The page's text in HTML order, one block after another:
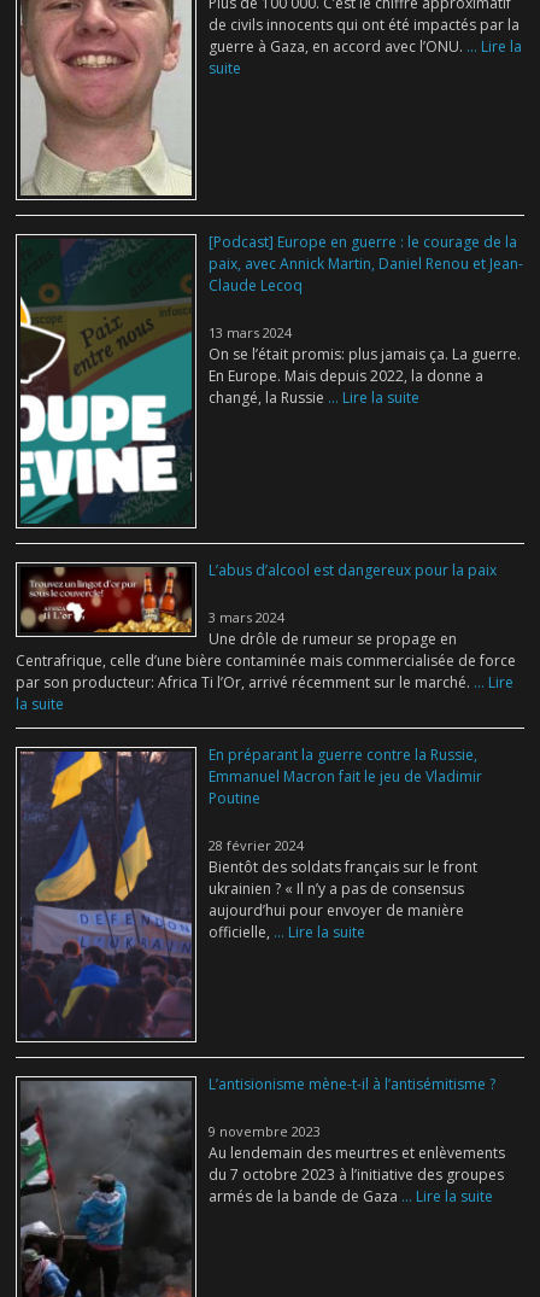
de civils innocents qui ont été impactés par la
guerre à Gaza, en accord avec l’ONU. ... Lire la
suite
[Podcast] Europe en guerre : le courage de la
paix, avec Annick Martin, Daniel Renou et Jean-
Claude Lecoq
13 mars 2024
On se l’était promis: plus jamais ça. La guerre.
En Europe. Mais depuis 2022, la donne a
changé, la Russie ... Lire la suite
L’abus d’alcool est dangereux pour la paix
3 mars 2024
Une drôle de rumeur se propage en
Centrafrique, celle d’une bière contaminée mais commercialisée de force
par son producteur: Africa Ti l’Or, arrivé récemment sur le marché. ... Lire
la suite
En préparant la guerre contre la Russie,
Emmanuel Macron fait le jeu de Vladimir
Poutine
28 février 2024
Bientôt des soldats français sur le front
ukrainien ? « Il n’y a pas de consensus
aujourd’hui pour envoyer de manière
officielle, ... Lire la suite
L’antisionisme mène-t-il à l’antisémitisme ?
9 novembre 2023
Au lendemain des meurtres et enlèvements
du 7 octobre 2023 à l’initiative des groupes
armés de la bande de Gaza ... Lire la suite